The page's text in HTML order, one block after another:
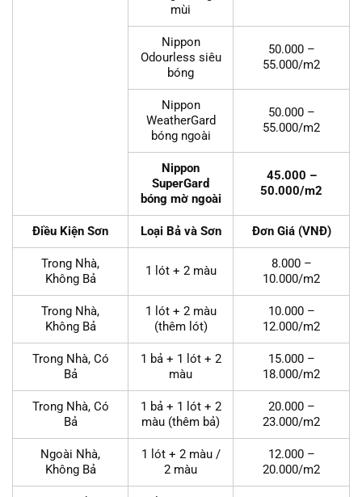
mùi
Nippon
Odourless siêu
bóng
50.000 –
55.000/m2
Nippon
WeatherGard
bóng ngoài
50.000 –
55.000/m2
Nippon
SuperGard
bóng mờ ngoài
45.000 –
50.000/m2
Điều Kiện Sơn Loại Bả và Sơn Đơn Giá (VNĐ)
Trong Nhà,
Không Bả
1 lót + 2 màu
8.000 –
10.000/m2
Trong Nhà,
Không Bả
1 lót + 2 màu
(thêm lót)
10.000 –
12.000/m2
Trong Nhà, Có
Bả
1 bả + 1 lót + 2
màu
15.000 –
18.000/m2
Trong Nhà, Có
Bả
1 bả + 1 lót + 2
màu (thêm bả)
20.000 –
23.000/m2
Ngoài Nhà,
Không Bả
1 lót + 2 màu /
2 màu
12.000 –
20.000/m2